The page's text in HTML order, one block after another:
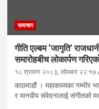
समाचार
गीति एल्बम ‘जागृति’
समारोहबीच लोकार्पण
१८ श्रावण २०८३, सोमबार २२:१७
काठमाडौं । महाकाव्यका गम्भीर
र मानवीय संवेदनालाई संगीतको